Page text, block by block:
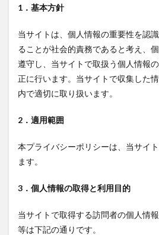
1．基本方針
当サイトは、個人情報の重要性を認
ることが社会的責務であると考え、
遵守し、当サイトで取扱う個人情報
正に行います。当サイトで収集した
内で適切に取り扱います。
2．適用範囲
本プライバシーポリシーは、当サイ
ます。
3．個人情報の取得と利用目的
当サイトで取得する訪問者の個人情
等は下記の通りです。